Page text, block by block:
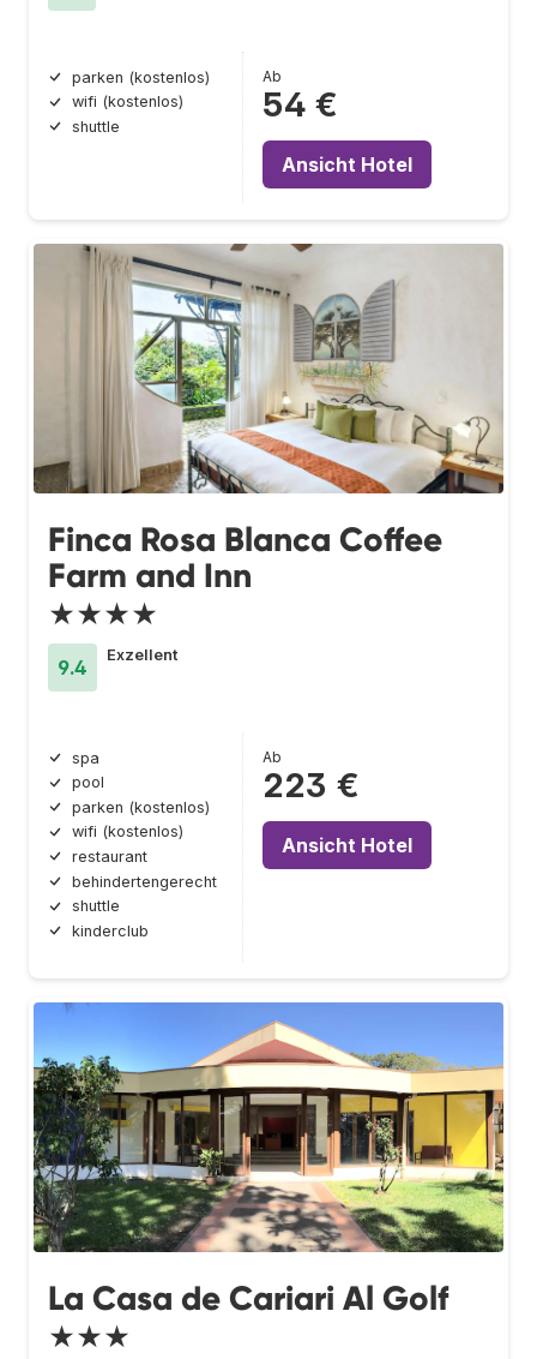
parken (kostenlos)
wifi (kostenlos)
shuttle
Ab
54 €
Ansicht Hotel
Finca Rosa Blanca Coffee
Farm and Inn
★★★★
9.4
Exzellent
spa
pool
parken (kostenlos)
wifi (kostenlos)
restaurant
behindertengerecht
shuttle
kinderclub
Ab
223 €
Ansicht Hotel
La Casa de Cariari Al Golf
★★★